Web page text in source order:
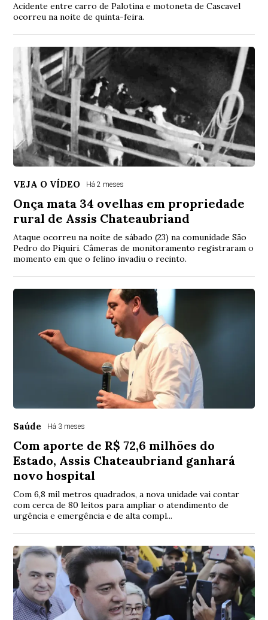
Acidente entre carro de Palotina e motoneta de Cascavel
ocorreu na noite de quinta-feira.
VEJA O VÍDEO Há 2 meses
Onça mata 34 ovelhas em propriedade
rural de Assis Chateaubriand
Ataque ocorreu na noite de sábado (23) na comunidade São
Pedro do Piquiri. Câmeras de monitoramento registraram o
momento em que o felino invadiu o recinto.
Saúde Há 3 meses
Com aporte de R$ 72,6 milhões do
Estado, Assis Chateaubriand ganhará
novo hospital
Com 6,8 mil metros quadrados, a nova unidade vai contar
com cerca de 80 leitos para ampliar o atendimento de
urgência e emergência e de alta compl...